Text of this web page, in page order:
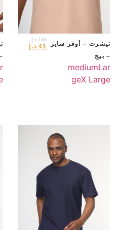
تيشرت – أوفر سايز
– بيج
135 د.إ
41 د.إ
mediumLar
geX Large